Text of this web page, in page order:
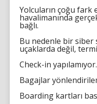
Yolcuların çoğu
havalimanında
bağlı.
Bu nedenle bir siber
uçaklarda değil,
Check-in yapılamıyor.
Bagajlar
Boarding kartları